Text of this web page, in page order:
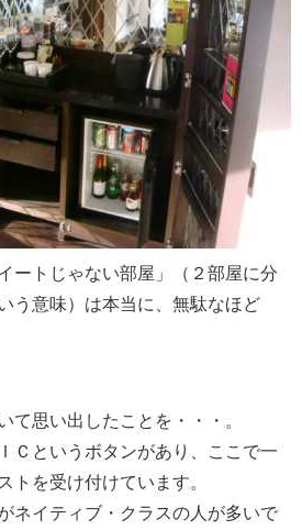
ートじゃない部屋」（２部屋に分
う意味）は本当に、無駄なほど
て思い出したことを・・・。
Ｃというボタンがあり、ここで一
トを受け付けています。
ネイティブ・クラスの人が多いで